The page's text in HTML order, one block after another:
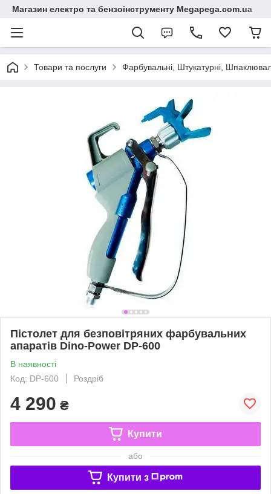
Магазин електро та бензоінструменту Megapega.com.ua
Товари та послуги Фарбувальні, Штукатурні,
Пістолет для безповітряних фарбувальних
апаратів Dino-Power DP-600
В наявності
Код: DP-600
Роздріб
4 290 ₴
Купити
або
Купити з